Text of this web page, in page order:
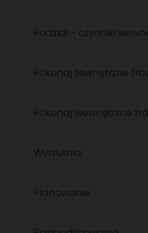
Podział - czynniki
Pokonaj zewnętrzne
Pokonaj wewnętrzne
Wyrzutnia
Planowanie